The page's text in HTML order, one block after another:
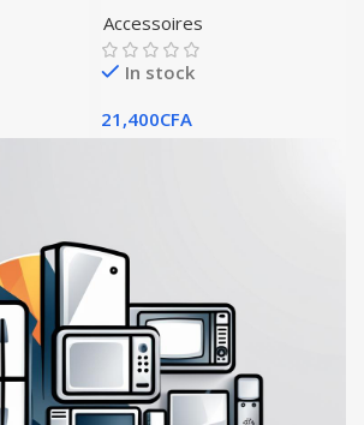
Accessoires
In stock
21,400CFA